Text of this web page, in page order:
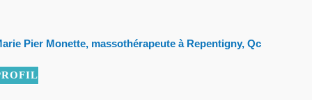
Pier Monette, massothérapeute à Repentigny, Qc